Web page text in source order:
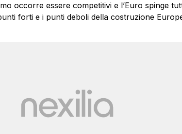
occorre essere competitivi e l’Euro spinge
forti e i punti deboli della costruzione